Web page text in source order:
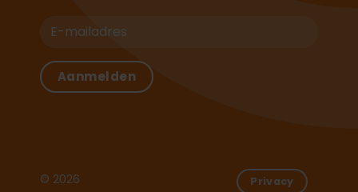
© 2026
Privacy